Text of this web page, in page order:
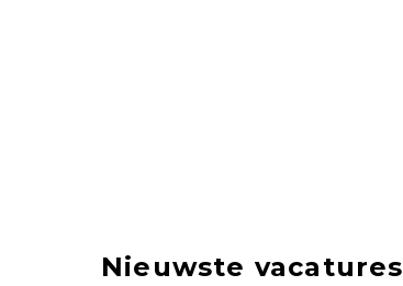
Nieuwste vacatures